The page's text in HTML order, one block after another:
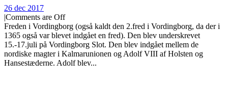
26 dec 2017
|Comments are Off
Freden i Vordingborg (også kaldt den 2.fred i Vordingborg, da der i
1365 også var blevet indgået en fred). Den blev underskrevet
15.-17.juli på Vordingborg Slot. Den blev indgået mellem de
nordiske magter i Kalmarunionen og Adolf VIII af Holsten og
Hansestæderne. Adolf blev...